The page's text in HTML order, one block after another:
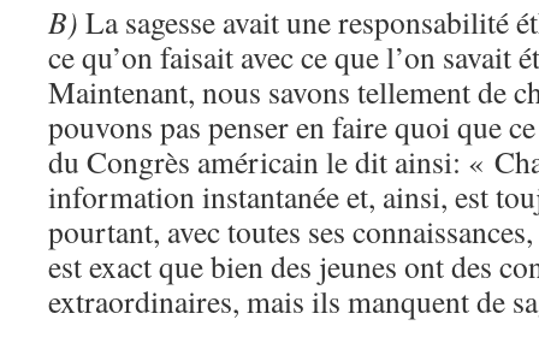
B) La sagesse avait une responsabilité
ce qu’on faisait avec ce que l’on savait
Maintenant, nous savons tellement de
pouvons pas penser en faire quoi que
du Congrès américain le dit ainsi: «
information instantanée et, ainsi, est
pourtant, avec toutes ses
est exact que bien des jeunes ont des
extraordinaires, mais ils manquent de